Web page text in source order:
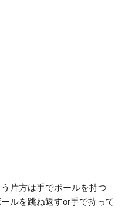
片方は手でボールを持つ
ルを跳ね返すor手で持って